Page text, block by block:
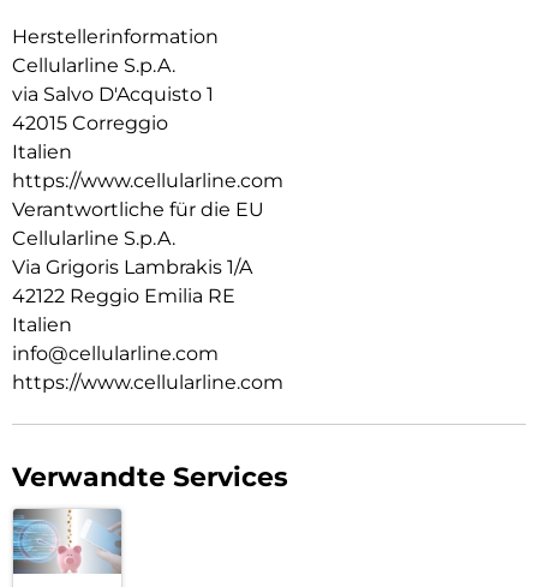
Herstellerinformation
Cellularline S.p.A.
via Salvo D'Acquisto 1
42015 Correggio
Italien
https://www.cellularline.com
Verantwortliche für die EU
Cellularline S.p.A.
Via Grigoris Lambrakis 1/A
42122 Reggio Emilia RE
Italien
info@cellularline.com
https://www.cellularline.com
Verwandte Services